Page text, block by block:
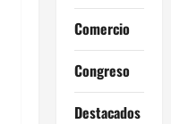
Comercio
Congreso
Destacados